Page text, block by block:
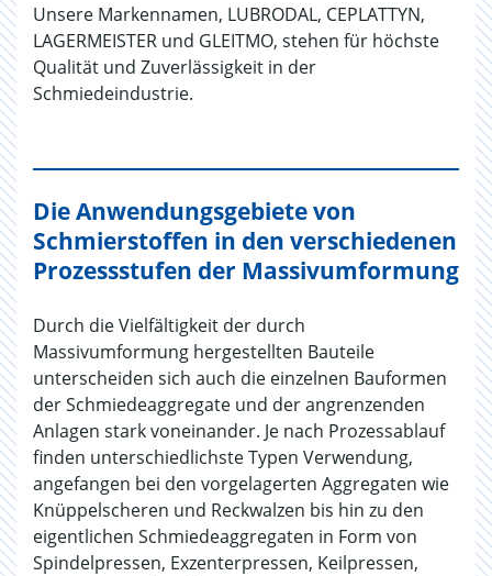
Unsere Markennamen, LUBRODAL, CEPLATTYN,
LAGERMEISTER und GLEITMO, stehen für höchste
Qualität und Zuverlässigkeit in der
Schmiedeindustrie.
Die Anwendungsgebiete von
Schmierstoffen in den verschiedenen
Prozessstufen der Massivumformung
Durch die Vielfältigkeit der durch
Massivumformung hergestellten Bauteile
unterscheiden sich auch die einzelnen Bauformen
der Schmiedeaggregate und der angrenzenden
Anlagen stark voneinander. Je nach Prozessablauf
finden unterschiedlichste Typen Verwendung,
angefangen bei den vorgelagerten Aggregaten wie
Knüppelscheren und Reckwalzen bis hin zu den
eigentlichen Schmiedeaggregaten in Form von
Spindelpressen, Exzenterpressen, Keilpressen,